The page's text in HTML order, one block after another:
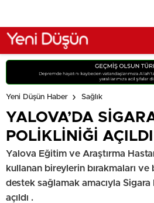
Yeni Düşün Haber Sağlık
YALOVA’DA
POLİKLİNİĞİ AÇILDI
Yalova Eğitim ve Araştırma
kullanan bireylerin bırakmaları ve
destek sağlamak amacıyla Sigara
açıldı .